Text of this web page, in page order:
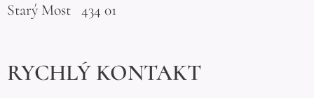
Starý Most 434 01
RYCHLÝ KONTAKT